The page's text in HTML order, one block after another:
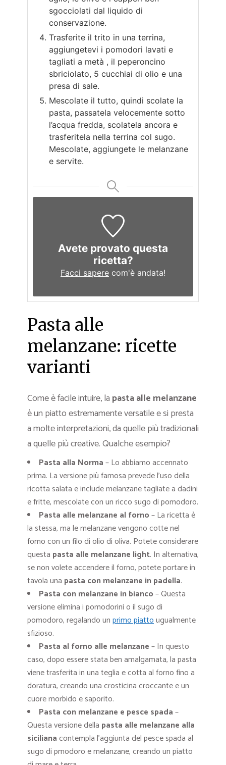
sgocciolati dal liquido di
conservazione.
Trasferite il trito in una terrina,
aggiungetevi i pomodori lavati e
tagliati a metà , il peperoncino
sbriciolato, 5 cucchiai di olio e una
presa di sale.
Mescolate il tutto, quindi scolate la
pasta, passatela velocemente sotto
l’acqua fredda, scolatela ancora e
trasferitela nella terrina col sugo.
Mescolate, aggiungete le melanzane
e servite.
Avete provato questa
ricetta?
Facci sapere com'è andata!
Pasta alle
melanzane: ricette
varianti
Come è facile intuire, la pasta alle melanzane
è un piatto estremamente versatile e si presta
a molte interpretazioni, da quelle più tradizionali
a quelle più creative. Qualche esempio?
Pasta alla Norma– Lo abbiamo accennato
prima. La versione più famosa prevede l’uso della
ricotta salata e include melanzane tagliate a dadini
e fritte, mescolate con un ricco sugo di pomodoro.
Pasta alle melanzane al forno– La ricetta è
la stessa, ma le melanzane vengono cotte nel
forno con un filo di olio di oliva. Potete considerare
questa pasta alle melanzane light. In alternativa,
se non volete accendere il forno, potete portare in
tavola una pasta con melanzane in padella.
Pasta con melanzane in bianco– Questa
versione elimina i pomodorini o il sugo di
pomodoro, regalando unprimo piattougualmente
sfizioso.
Pasta al forno alle melanzane– In questo
caso, dopo essere stata ben amalgamata, la pasta
viene trasferita in una teglia e cotta al forno fino a
doratura, creando una crosticina croccante e un
cuore morbido e saporito.
Pasta con melanzane e pesce spada–
Questa versione della pasta alle melanzane alla
sicilianacontempla l’aggiunta del pesce spada al
sugo di pmodoro e melanzane, creando un piatto